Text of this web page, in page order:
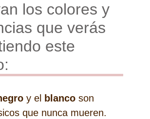
los colores y
que verás
este
y el blanco son
que nunca mueren.